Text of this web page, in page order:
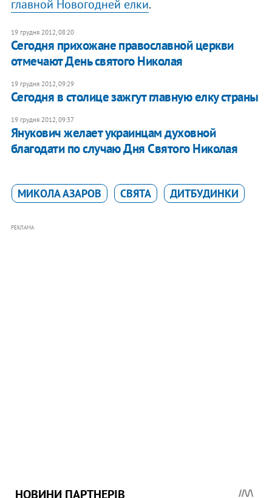
главной Новогодней елки.
19 грудня 2012, 08:20
Сегодня прихожане православной церкви
отмечают День святого Николая
19 грудня 2012, 09:29
Сегодня в столице зажгут главную елку страны
19 грудня 2012, 09:37
Янукович желает украинцам духовной
благодати по случаю Дня Святого Николая
МИКОЛА АЗАРОВ СВЯТА ДИТБУДИНКИ
РЕКЛАМА